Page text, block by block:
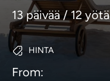
13 päivää / 12 yötä
HINTA
From: